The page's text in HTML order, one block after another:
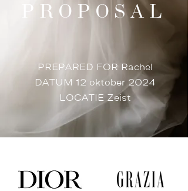
PROPOSAL
PREPARED FOR Rachel
DATUM 12 oktober 2024
LOCATIE Zeist